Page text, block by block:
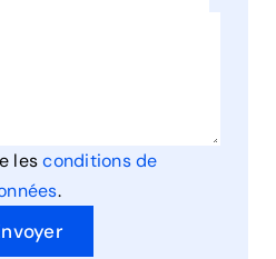
lesconditions de
.